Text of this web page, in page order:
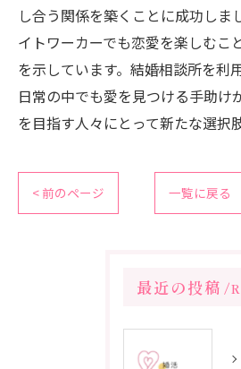
し合う関係を築くことに成功しま
イトワーカーでも恋愛を楽しむこ
を示しています。結婚相談所を利
日常の中でも愛を見つける手助け
を目指す人々にとって新たな選択
< 前のページ 一覧に戻る
最近の投稿